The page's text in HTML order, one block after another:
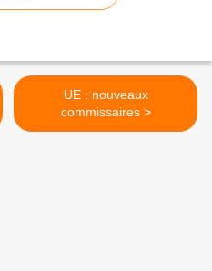
UE : nouveaux
commissaires >